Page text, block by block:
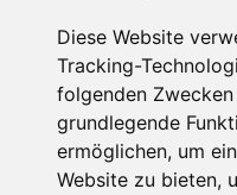
Diese Website
Tracking-
folgenden
grundlegende
ermöglichen, um
Website zu bieten,